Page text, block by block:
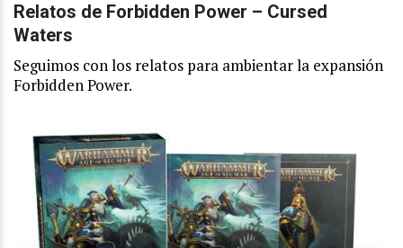
Relatos de Forbidden Power – Cursed
Waters
Seguimos con los relatos para ambientar la expansión
Forbidden Power.